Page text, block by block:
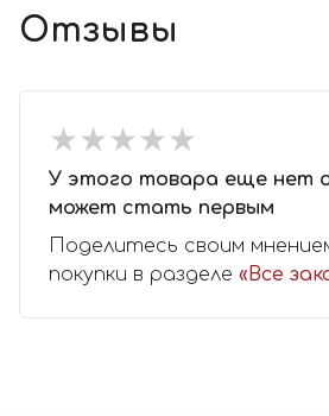
Отзывы
★★★★★
★★★★★
У этого товара еще нет
может стать первым
Поделитесь своим
покупки в разделе «Все